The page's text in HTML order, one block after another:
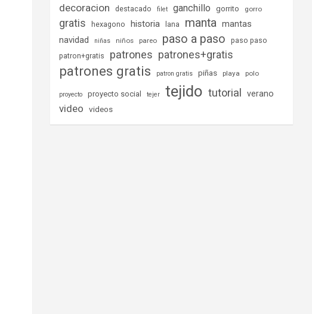
decoracion destacado filet ganchillo gorrito gorro
gratis hexagono historia lana manta mantas
navidad
niñas niños pareo paso a paso
paso paso
patron+gratis
patrones patrones+gratis
patrones gratis patron gratis piñas playa polo
proyecto proyecto social tejer tejido tutorial verano
video videos